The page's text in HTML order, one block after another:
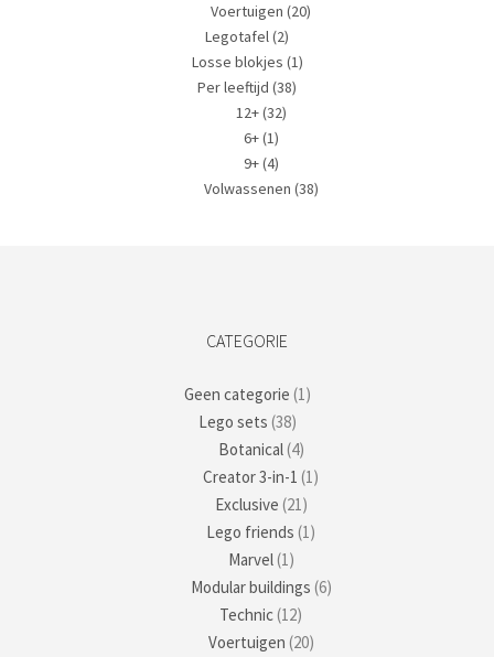
Voertuigen (20)
Legotafel(2)
Losse blokjes (1)
Per leeftijd (38)
12+(32)
6+(1)
9+(4)
Volwassenen (38)
CATEGORIE
Geen categorie (1)
Lego sets (38)
Botanical(4)
Creator 3-in-1 (1)
Exclusive (21)
Lego friends (1)
Marvel(1)
Modular buildings (6)
Technic(12)
Voertuigen (20)